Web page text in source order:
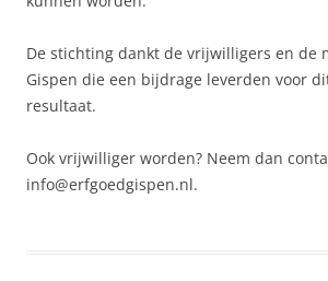
De stichting dankt de vrijwilligers en de
Gispen die een bijdrage leverden voor
resultaat.
Ook vrijwilliger worden? Neem dan
info@erfgoedgispen.nl.